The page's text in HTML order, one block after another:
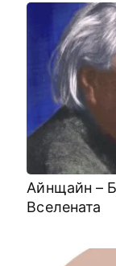
Айнщайн –
Вселената